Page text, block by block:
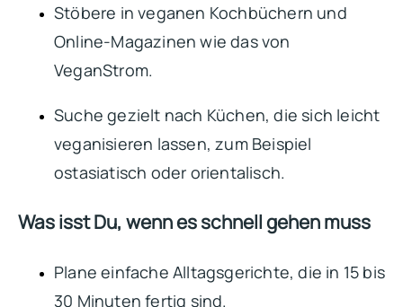
Stöbere in veganen Kochbüchern und
Online-Magazinen wie das von
VeganStrom.
Suche gezielt nach Küchen, die sich leicht
veganisieren lassen, zum Beispiel
ostasiatisch oder orientalisch.
Was isst Du, wenn es schnell gehen muss
Plane einfache Alltagsgerichte, die in 15 bis
30 Minuten fertig sind.